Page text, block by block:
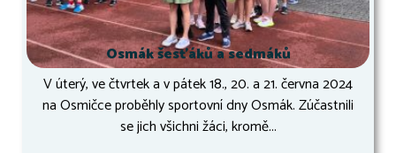
Osmák šesťáků a sedmáků
V úterý, ve čtvrtek a v pátek 18., 20. a 21. června 2024
na Osmičce proběhly sportovní dny Osmák. Zúčastnili
se jich všichni žáci, kromě...